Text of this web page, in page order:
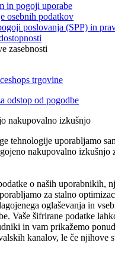
in pogoji uporabe
osebnih podatkov
poslovanja (SPP) in
zasebnosti
trgovine
odstop od pogodbe
nakupovalno izkušnjo
tehnologije uporabljamo
nakupovalno izkušnjo
o naših uporabnikih,
za stalno
oglaševanja in
Vaše šifrirane podatke
in vam prikažemo
kanalov, le če njihove